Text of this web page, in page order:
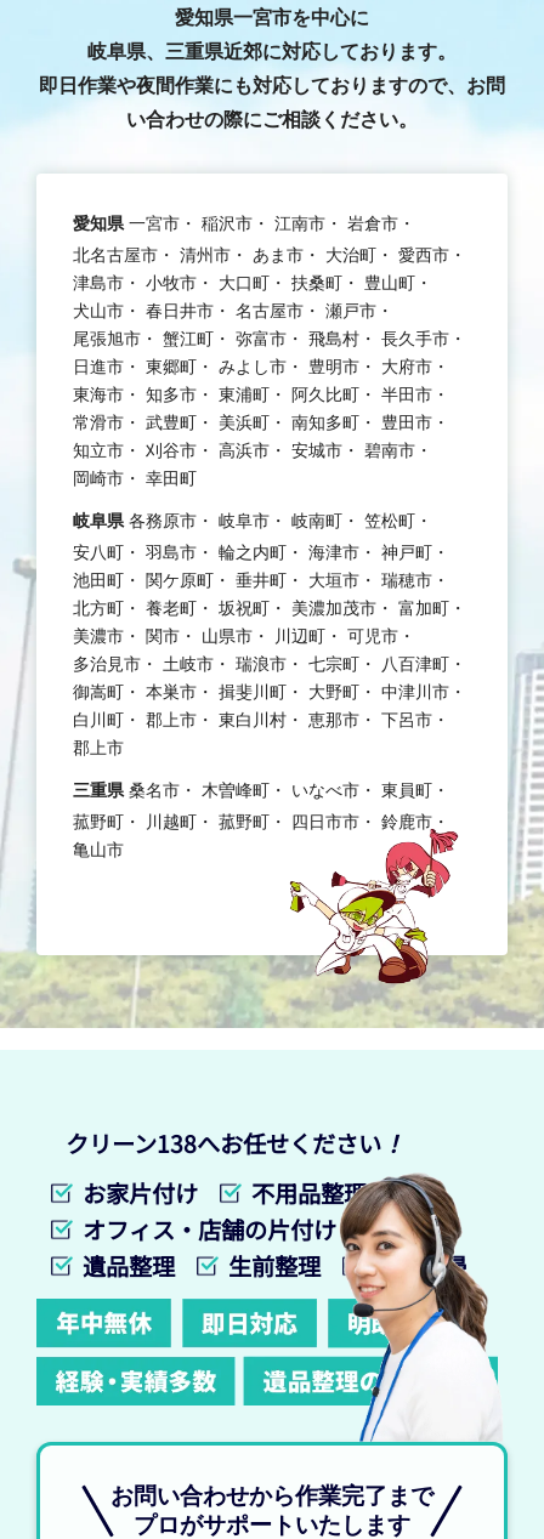
愛知県一宮市を中心に
岐阜県、三重県近郊に対応しております。
即日作業や夜間作業にも対応しておりますので、お問
い合わせの際にご相談ください。
愛知県 一宮市 稲沢市 江南市
岩倉市
北名古屋市
清州市 あま市 大治町
愛西市
津島市
小牧市 大口町 扶桑町
豊山町
犬山市
春日井市 名古屋市
瀬戸市
尾張旭市
蟹江町 弥富市 飛島村
長久手市
日進市
東郷町 みよし市 豊明市
大府市
東海市
知多市 東浦町 阿久比町
半田市
常滑市
武豊町 美浜町 南知多町
豊田市
知立市
刈谷市 高浜市 安城市
碧南市
岡崎市
幸田町
岐阜県 各務原市 岐阜市 岐南町
笠松町
安八町
羽島市 輪之内町 海津市
神戸町
池田町
関ケ原町 垂井町 大垣市
瑞穂市
北方町
養老町 坂祝町 美濃加茂市
富加町
美濃市
関市 山県市 川辺町
可児市
多治見市
土岐市 瑞浪市 七宗町
八百津町
御嵩町
本巣市 揖斐川町 大野町
中津川市
白川町
郡上市 東白川村 恵那市
下呂市
郡上市
三重県 桑名市 木曽峰町 いなべ市
東員町
菰野町
川越町 菰野町 四日市市
鈴鹿市
亀山市
クリーン138へお任せください ！
お家片付け
不用品整理
オフィス・店舗の片付け
遺品整理
生前整理 特殊清掃
お問い合わせから作業完了まで
プロがサポートいたします